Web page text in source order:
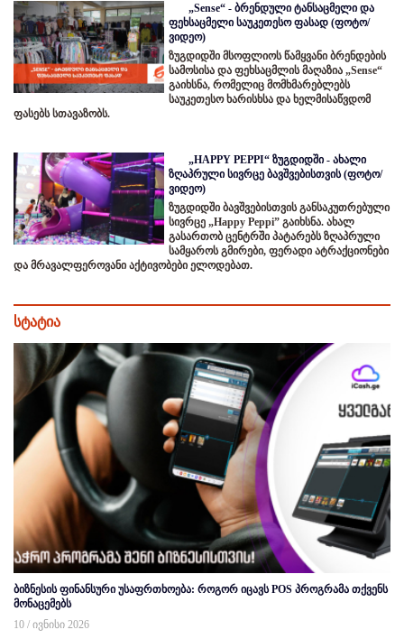
„Sense“ - ბრენდული ტანსაცმელი და
ფეხსაცმელი საუკეთესო ფასად (ფოტო/
ვიდეო)
ზუგდიდში მსოფლიოს წამყვანი ბრენდების
სამოსისა და ფეხსაცმლის მაღაზია „Sense“
გაიხსნა, რომელიც მომხმარებლებს
საუკეთესო ხარისხსა და ხელმისაწვდომ
ფასებს სთავაზობს.
„HAPPY PEPPI“ ზუგდიდში - ახალი
ზღაპრული სივრცე ბავშვებისთვის (ფოტო/
ვიდეო)
ზუგდიდში ბავშვებისთვის განსაკუთრებული
სივრცე „Happy Peppi” გაიხსნა. ახალ
გასართობ ცენტრში პატარებს ზღაპრული
სამყაროს გმირები, ფერადი ატრაქციონები
და მრავალფეროვანი აქტივობები ელოდებათ.
სტატია
ბიზნესის ფინანსური უსაფრთხოება: როგორ იცავს POS პროგრამა თქვენს
მონაცემებს
10 / ივნისი 2026